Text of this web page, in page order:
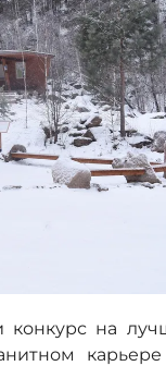
конкурс на